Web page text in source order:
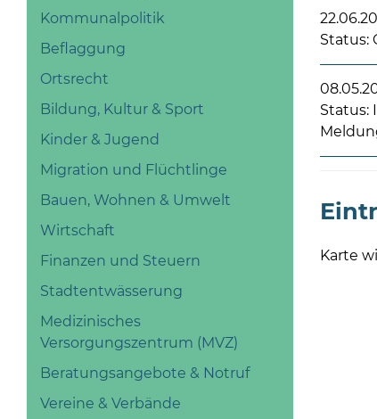
Kommunalpolitik
Beflaggung
Ortsrecht
Bildung, Kultur & Sport
Kinder & Jugend
Migration und Flüchtlinge
Bauen, Wohnen & Umwelt
Wirtschaft
Finanzen und Steuern
Stadtentwässerung
Medizinisches
Versorgungszentrum (MVZ)
Beratungsangebote & Notruf
Vereine & Verbände
Status:
Status:
Karte